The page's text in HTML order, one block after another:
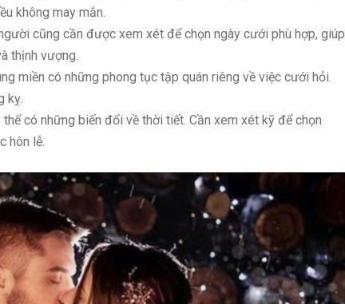
không may mắn.
cũng cần được xem xét để chọn ngày cưới phù hợp, giúp
thịnh vượng.
miền có những phong tục tập quán riêng về việc cưới hỏi.
kỵ.
có những biến đổi về thời tiết. Cần xem xét kỹ để chọn
hôn lễ.